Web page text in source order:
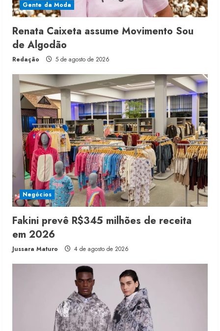
Gente da Moda
Renata Caixeta assume Movimento Sou
de Algodão
Redação 5 de agosto de 2026
Negócios
Fakini prevê R$345 milhões de receita
em 2026
Jussara Maturo 4 de agosto de 2026